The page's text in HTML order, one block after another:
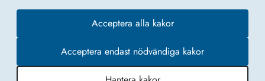
Acceptera alla kakor
Acceptera endast nödvändiga kakor